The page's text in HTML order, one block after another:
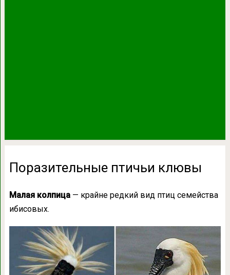
Поразительные птичьи клювы
Малая колпица— крайне редкий вид птиц семейства
ибисовых.